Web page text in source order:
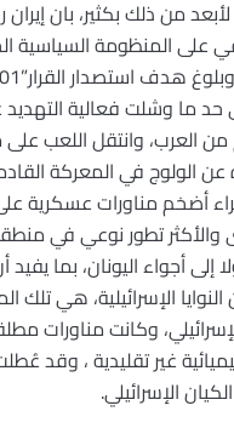
من ذلك بكثير، بان
المنظومة السياسية
ما وشلت فعالية التهديد
العرب، وانتقل اللعب
عن الولوج في المعركة
أضخم مناورات
والأكثر تطور نوعي
أجواء اليونان، بما
النوايا الإسرائيلية، هي
وكانت مناورات
غير تقليدية ،
الإسرائيلي.